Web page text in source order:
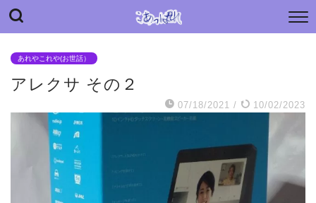
“こあっぱれ” blog
あれやこれや(お世話）
アレクサ その２
07/18/2021 / 10/02/2023